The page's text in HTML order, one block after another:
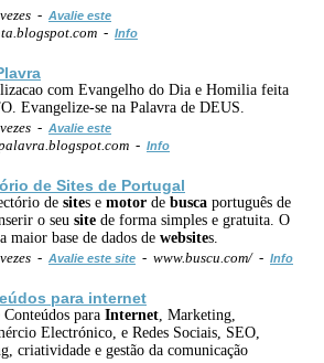
- Avalie este
- Info
com Evangelho do Dia e Homilia feita
Evangelize-se na Palavra de DEUS.
- Avalie este
- Info
de Sites de Portugal
de sites e motor de busca português de
o seu site de forma simples e gratuita. O
maior base de dados de websites.
- Avalie este site - www.buscu.com/ - Info
para internet
para Internet , Marketing,
Electrónico, e Redes Sociais, SEO,
criatividade e gestão da comunicação